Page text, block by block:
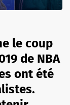
le coup
de NBA
ont été